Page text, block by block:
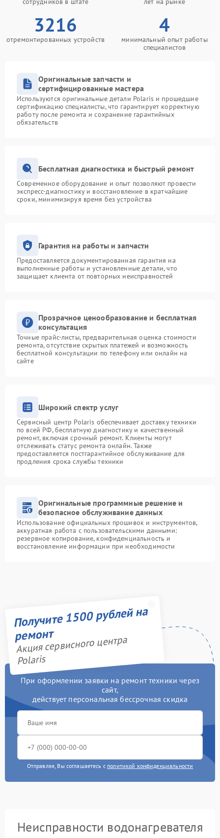
3216
отремонтированных устройств
4
минимальный опыт работы
специалистов
Оригинальные запчасти и
сертифицированные мастера
Используются оригинальные детали Polaris и прошедшие
сертификацию специалисты, что гарантирует корректную
работу после ремонта и сохранение гарантийных
обязательств
Бесплатная диагностика и быстрый ремонт
Современное оборудование и опыт позволяют провести
экспресс-диагностику и восстановление в кратчайшие
сроки, минимизируя время без устройства
Гарантия на работы и запчасти
Предоставляется документированная гарантия на
выполненные работы и установленные детали, что
защищает клиента от повторных неисправностей
Прозрачное ценообразование и бесплатная
консультация
Точные прайс-листы, предварительная оценка стоимости
ремонта, отсутствие скрытых платежей и возможность
бесплатной консультации по телефону или онлайн на
сайте
Широкий спектр услуг
Сервисный центр Polaris обеспечивает доставку техники
по всей РФ, бесплатную диагностику и качественный
ремонт, включая срочный ремонт. Клиенты могут
отслеживать статус ремонта онлайн. Также
предоставляется постгарантийное обслуживание для
продления срока службы техники
Оригинальные программные решение и
безопасное обслуживание данных
Использование официальных прошивок и инструментов,
аккуратная работа с пользовательскими данными:
резервное копирование, конфиденциальность и
восстановление информации при необходимости
Получите 1500 рублей на
ремонт
Акция сервисного центра
Polaris
При оформлении заявки на ремонт техники через
сайт,
действует персональная бессрочная скидка
Отправляя, Вы соглашаетесь с политикой конфиденциальности
Неисправности водонагревателя